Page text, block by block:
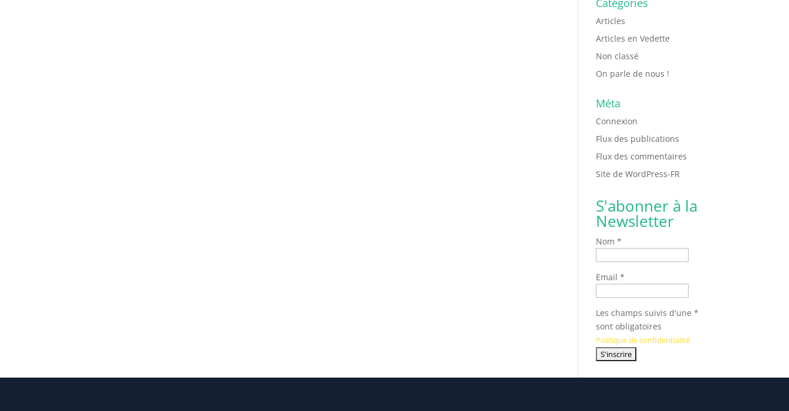
Catégories
Articles
Articles en Vedette
Non classé
On parle de nous !
Méta
Connexion
Flux des publications
Flux des commentaires
Site de WordPress-FR
S'abonner à la
Newsletter
Nom *
Email *
Les champs suivis d'une *
sont obligatoires
Politique de confidentialité